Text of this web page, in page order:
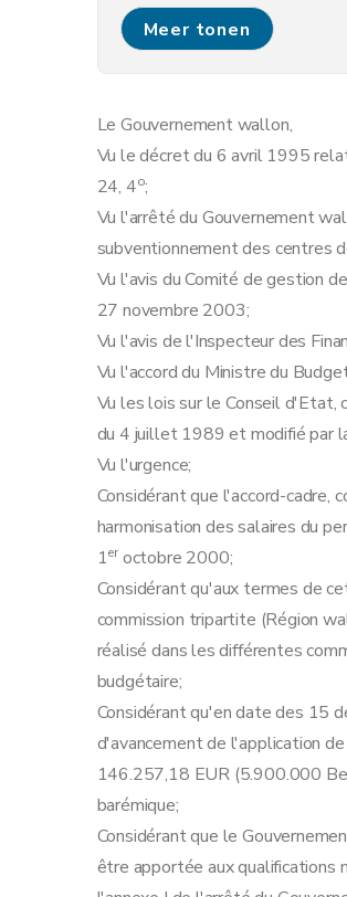
Art. 11
Art. 12
Art. 15
Annexe
Meer tonen
Le Gouvernement wallon,
Vu le décret du 6 avril 1995
24, 4o;
Vu l'arrêté du Gouvernement
subventionnement des centres
Vu l'avis du Comité de gestion
27 novembre 2003;
Vu l'avis de l'Inspecteur des
Vu l'accord du Ministre du
Vu les lois sur le Conseil
du 4 juillet 1989 et modifié par
Vu l'urgence;
Considérant que l'accord-cadre,
harmonisation des salaires du
1eroctobre 2000;
Considérant qu'aux termes de
commission tripartite (Région
réalisé dans les différentes
budgétaire;
Considérant qu'en date des 15
d'avancement de l'application
146.257,18 EUR (5.900.000
barémique;
Considérant que le
être apportée aux qualifications